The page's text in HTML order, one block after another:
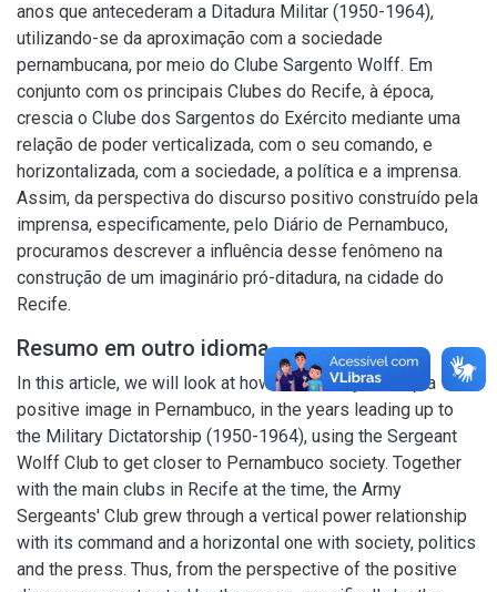
anos que antecederam a Ditadura Militar (1950-1964),
utilizando-se da aproximação com a sociedade
pernambucana, por meio do Clube Sargento Wolff. Em
conjunto com os principais Clubes do Recife, à época,
crescia o Clube dos Sargentos do Exército mediante uma
relação de poder verticalizada, com o seu comando, e
horizontalizada, com a sociedade, a política e a imprensa.
Assim, da perspectiva do discurso positivo construído pela
imprensa, especificamente, pelo Diário de Pernambuco,
procuramos descrever a influência desse fenômeno na
construção de um imaginário pró-ditadura, na cidade do
Recife.
Resumo em outro idioma
In this article, we will look at how the military built up a
positive image in Pernambuco, in the years leading up to
the Military Dictatorship (1950-1964), using the Sergeant
Wolff Club to get closer to Pernambuco society. Together
with the main clubs in Recife at the time, the Army
Sergeants' Club grew through a vertical power relationship
with its command and a horizontal one with society, politics
and the press. Thus, from the perspective of the positive